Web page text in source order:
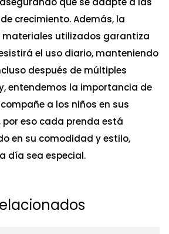
crecimiento. Además, la
utilizados garantiza
el uso diario, manteniendo
después de múltiples
entendemos la importancia de
a los niños en sus
eso cada prenda está
en su comodidad y estilo,
día sea especial.